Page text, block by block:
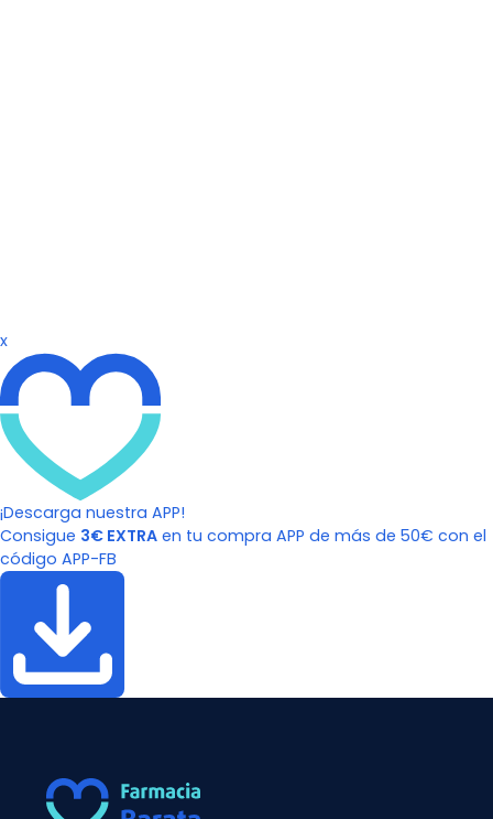
x
¡Descarga nuestra APP!
Consigue 3€ EXTRA en tu compra APP de más de 50€ con el
código APP-FB